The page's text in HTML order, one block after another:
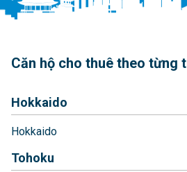
Căn hộ cho thuê theo từng
Hokkaido
Hokkaido
Tohoku